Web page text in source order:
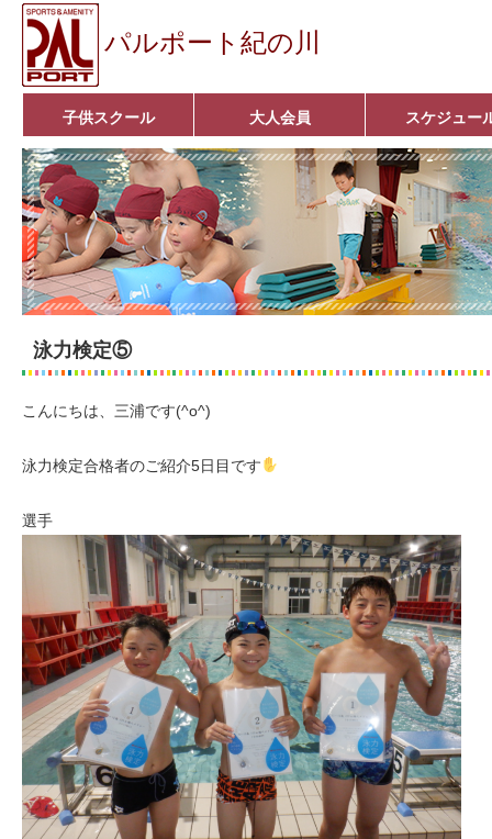
パルポート紀の川
子供スクール
ベビーコース
幼児コース
小学生コース
育成コース
選手コース
キッズパーク(体操教室)
子どもダンス教室
■入会案内■
大人会員
アクア悠々クラブ
いきいきコース
■入会案内■
スケジュー
泳力検定⑤
こんにちは、三浦です(^o^)
泳力検定合格者のご紹介5日目です
選手